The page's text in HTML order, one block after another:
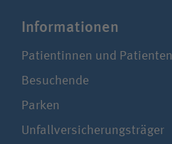
Infor­ma­tionen
Patientinnen und Patienten
Besuchende
Parken
Unfallversicherungsträger